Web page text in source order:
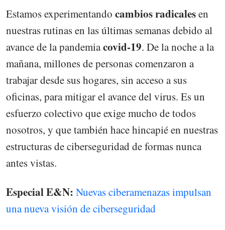
Estamos experimentando cambios radicalesen
nuestras rutinas en las últimas semanas debido al
avance de la pandemiacovid-19. De la noche a la
mañana, millones de personas comenzaron a
trabajar desde sus hogares, sin acceso a sus
oficinas, para mitigar el avance del virus. Es un
esfuerzo colectivo que exige mucho de todos
nosotros, y que también hace hincapié en nuestras
estructuras de ciberseguridad de formas nunca
antes vistas.
Especial E&N: Nuevas ciberamenazas impulsan
una nueva visión de ciberseguridad